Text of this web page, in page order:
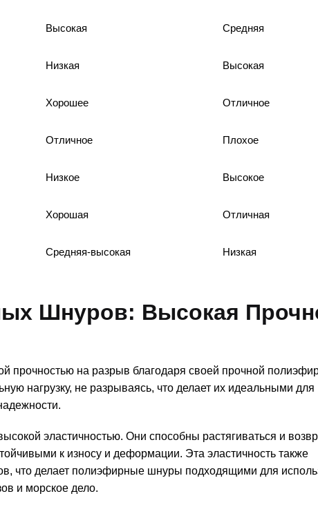
Высокая Средняя
Низкая Высокая
Хорошее Отличное
Отличное Плохое
Низкое Высокое
Хорошая Отличная
Средняя-высокая Низкая
Шнуров: Высокая
прочностью на разрыв благодаря своей прочной
нагрузку, не разрываясь, что делает их идеальными
эластичностью. Они способны растягиваться и
к износу и деформации. Эта эластичность также
что делает полиэфирные шнуры подходящими для
и морское дело.